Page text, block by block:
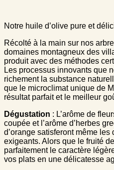
Notre huile d’olive pure et
Récolté à la main sur nos
domaines montagneux des
produit avec des méthodes
Les processus innovants que
richement la substance
que le microclimat unique de
résultat parfait et le meilleur
Dégustation : L’arôme de
coupée et l’arôme d’herbes
d’orange satisferont même
exigeants. Alors que le fruité
parfaitement le caractère
vos plats en une délicatesse